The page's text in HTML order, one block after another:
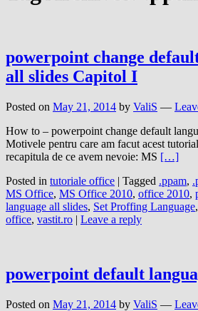
powerpoint change
all slides Capitol I
Posted on May 21, 2014 by ValiS —
How to – powerpoint change default
Motivele pentru care am facut acest
recapitula de ce avem nevoie: MS […]
Posted in tutoriale office | Tagged .ppam,
MS Office, MS Office 2010, office 2010,
language all slides, Set Proffing Language,
office, vastit.ro | Leave a reply
powerpoint default
Posted on May 21, 2014 by ValiS —